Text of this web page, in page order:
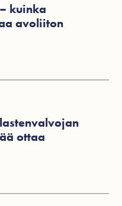
kuinka
avoliiton
ottaa